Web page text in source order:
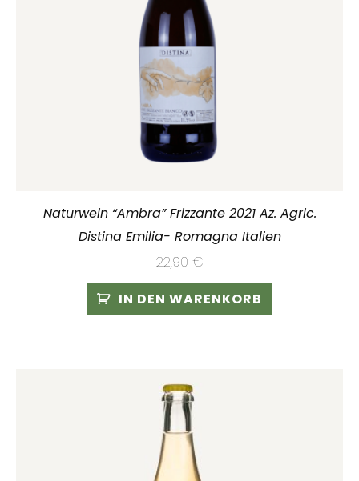
Naturwein “Ambra” Frizzante 2021 Az. Agric.
Distina Emilia- Romagna Italien
22,90 €
IN DEN WARENKORB